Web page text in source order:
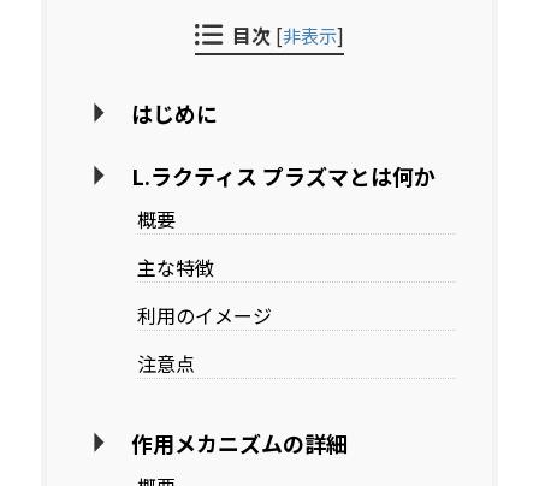
目次 [非表示]
はじめに
L.ラクティス プラズマとは何か
概要
主な特徴
利用のイメージ
注意点
作用メカニズムの詳細